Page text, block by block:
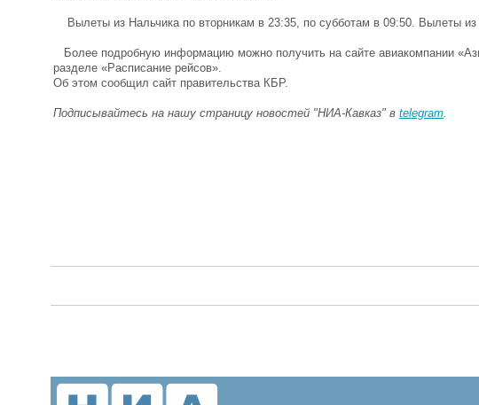
Вылеты из Нальчика по вторникам в 23:35, по субботам в 09:50. Вылеты
Более подробную информацию можно получить на сайте авиакомпании
разделе «Расписание рейсов».
Об этом сообщил сайт правительства КБР.
Подписывайтесь на нашу страницу новостей "НИА-Кавказ" в telegram